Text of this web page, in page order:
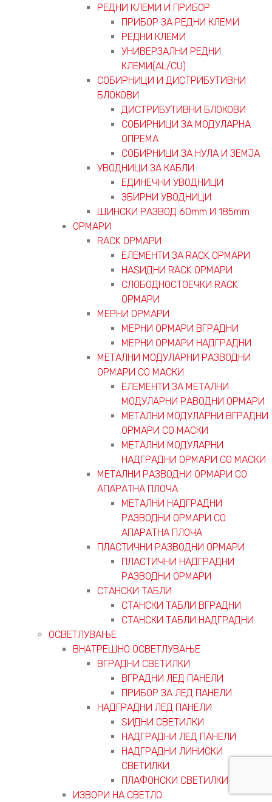
РЕДНИ КЛЕМИ И ПРИБОР
ПРИБОР ЗА РЕДНИ КЛЕМИ
РЕДНИ КЛЕМИ
УНИВЕРЗАЛНИ РЕДНИ
КЛЕМИ(AL/CU)
СОБИРНИЦИ И ДИСТРИБУТИВНИ
БЛОКОВИ
ДИСТРИБУТИВНИ БЛОКОВИ
СОБИРНИЦИ ЗА МОДУЛАРНА
ОПРЕМА
СОБИРНИЦИ ЗА НУЛА И ЗЕМЈА
УВОДНИЦИ ЗА КАБЛИ
ЕДИНЕЧНИ УВОДНИЦИ
ЗБИРНИ УВОДНИЦИ
ШИНСКИ РАЗВОД 60mm И 185mm
ОРМАРИ
RACK ОРМАРИ
ЕЛЕМЕНТИ ЗА RACK ОРМАРИ
НАЅИДНИ RACK ОРМАРИ
СЛОБОДНОСТОЕЧКИ RACK
ОРМАРИ
МЕРНИ ОРМАРИ
МЕРНИ ОРМАРИ ВГРАДНИ
МЕРНИ ОРМАРИ НАДГРАДНИ
МЕТАЛНИ МОДУЛАРНИ РАЗВОДНИ
ОРМАРИ СО МАСКИ
ЕЛЕМЕНТИ ЗА МЕТАЛНИ
МОДУЛАРНИ РАВОДНИ ОРМАРИ
МЕТАЛНИ МОДУЛАРНИ ВГРАДНИ
ОРМАРИ СО МАСКИ
МЕТАЛНИ МОДУЛАРНИ
НАДГРАДНИ ОРМАРИ СО МАСКИ
МЕТАЛНИ РАЗВОДНИ ОРМАРИ СО
АПАРАТНА ПЛОЧА
МЕТАЛНИ НАДГРАДНИ
РАЗВОДНИ ОРМАРИ СО
АПАРАТНА ПЛОЧА
ПЛАСТИЧНИ РАЗВОДНИ ОРМАРИ
ПЛАСТИЧНИ НАДГРАДНИ
РАЗВОДНИ ОРМАРИ
СТАНСКИ ТАБЛИ
СТАНСКИ ТАБЛИ ВГРАДНИ
СТАНСКИ ТАБЛИ НАДГРАДНИ
ОСВЕТЛУВАЊЕ
ВНАТРЕШНО ОСВЕТЛУВАЊЕ
ВГРАДНИ СВЕТИЛКИ
ВГРАДНИ ЛЕД ПАНЕЛИ
ПРИБОР ЗА ЛЕД ПАНЕЛИ
НАДГРАДНИ ЛЕД ПАНЕЛИ
ЅИДНИ СВЕТИЛКИ
НАДГРАДНИ ЛЕД ПАНЕЛИ
НАДГРАДНИ ЛИНИСКИ
СВЕТИЛКИ
ПЛАФОНСКИ СВЕТИЛКИ
ИЗВОРИ НА СВЕТЛО